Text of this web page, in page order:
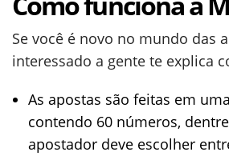
Se você é novo no mundo das
interessado a gente te explica
As apostas são feitas em
contendo 60 números,
apostador deve escolher